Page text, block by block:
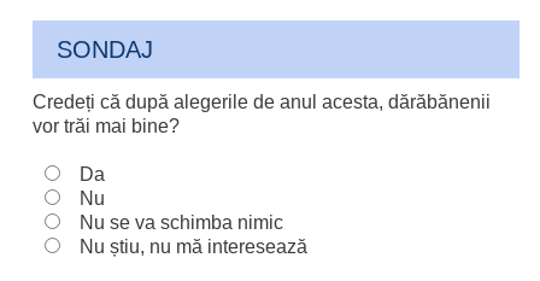
SONDAJ
Credeți că după alegerile de anul acesta, dărăbănenii
vor trăi mai bine?
Da
Nu
Nu se va schimba nimic
Nu știu, nu mă interesează